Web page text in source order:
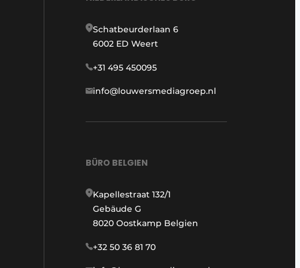
Schatbeurderlaan 6
6002 ED Weert
+31 495 450095
info@louwersmediagroep.nl
BÜRO BELGIEN
Kapellestraat 132/1
Gebäude G
8020 Oostkamp Belgien
+32 50 36 81 70